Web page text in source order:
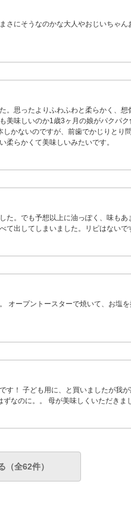
さにそうなのかな大人やおじいちゃん
。思ったよりふわふわと柔らかく、想
美味しいのか1歳3ヶ月の娘がパクパ
かないのですが、前歯でかじりとり
柔らかくて美味しいみたいです。
た。でも予想以上に油っぽく、味もあ
て出してしまいました。リピはないで
オープントースターで焼いて、お塩
す！ 子ども用に、と買いましたが我
なのに。。 母が美味しくいただきま
（全62件）